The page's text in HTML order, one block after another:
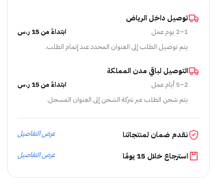
توصيل داخل الرياض
1–2 يوم عمل
ابتداءً من 15 ر.س
يتم توصيل الطلب إلى العنوان المحدد عند إتمام الطلب.
التوصيل لباقي مدن المملكة
2–5 أيام عمل
ابتداءً من 15 ر.س
يتم شحن الطلب عبر شركة الشحن إلى العنوان المسجل.
نقدم ضمان لمنتجاتنا عرض التفاصيل
استرجاع خلال 15 يومًا عرض التفاصيل